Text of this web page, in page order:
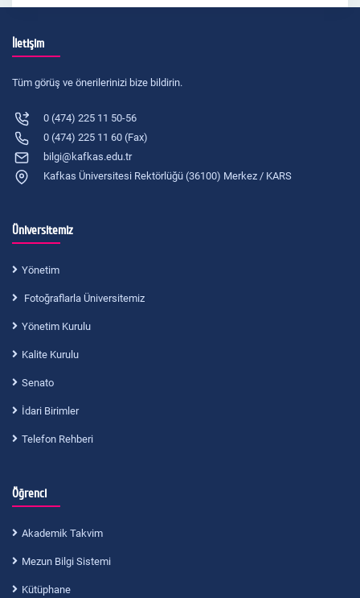
İletişim
Tüm görüş ve önerilerinizi bize bildirin.
0 (474) 225 11 50-56
0 (474) 225 11 60 (Fax)
bilgi@kafkas.edu.tr
Kafkas Üniversitesi Rektörlüğü (36100) Merkez / KARS
Üniversitemiz
Yönetim
Fotoğraflarla Üniversitemiz
Yönetim Kurulu
Kalite Kurulu
Senato
İdari Birimler
Telefon Rehberi
Öğrenci
Akademik Takvim
Mezun Bilgi Sistemi
Kütüphane